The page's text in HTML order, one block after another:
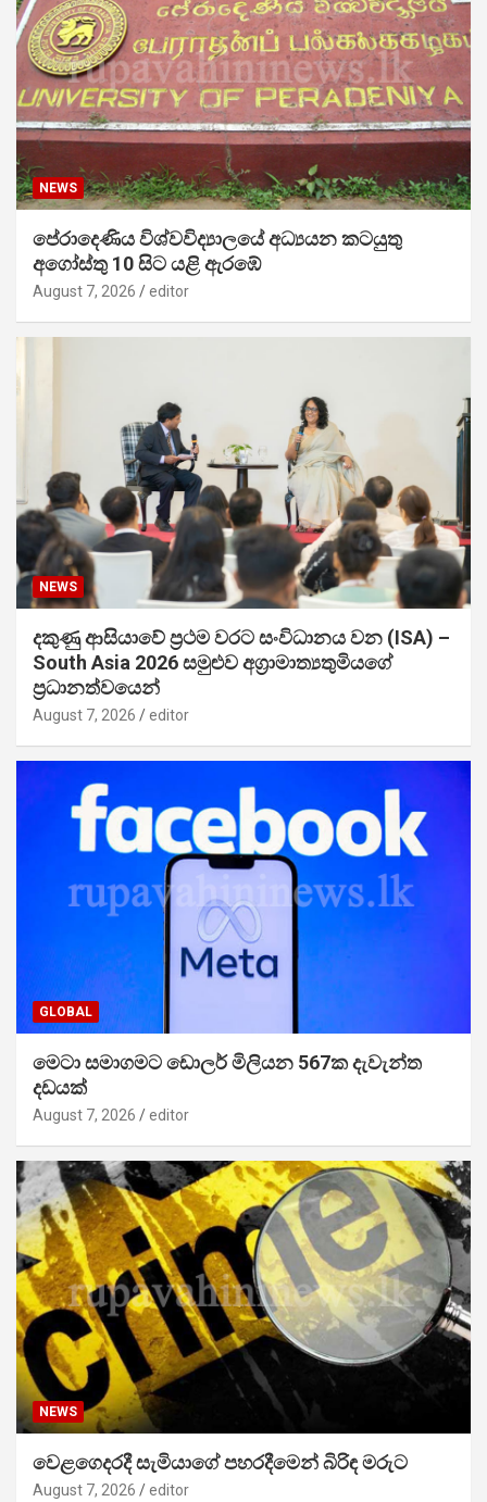
NEWS
පේරාදෙණිය විශ්වවිද්‍යාලයේ අධ්‍යයන කටයුතු
අගෝස්තු 10 සිට යළි ඇරඹේ
August 7, 2026 editor
NEWS
දකුණු ආසියාවේ ප්‍රථම වරට සංවිධානය වන (ISA) –
South Asia 2026 සමුළුව අග්‍රාමාත්‍යතුමියගේ
ප්‍රධානත්වයෙන්
August 7, 2026 editor
GLOBAL
මෙටා සමාගමට ඩොලර් මිලියන 567ක දැවැන්ත
දඩයක්
August 7, 2026 editor
NEWS
වෙළගෙදරදී සැමියාගේ පහරදීමෙන් බිරිඳ මරුට
August 7, 2026 editor